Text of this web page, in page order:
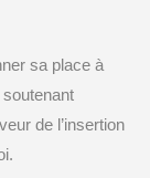
sa place à
de l’insertion